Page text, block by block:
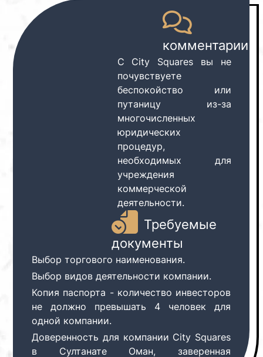
комментарии
С City Squares вы не
почувствуете
беспокойство или
путаницу из-за
многочисленных
юридических
процедур,
необходимых для
учреждения
коммерческой
деятельности.
Требуемые
документы
Выбор торгового наименования.
Выбор видов деятельности компании.
Копия паспорта - количество инвесторов
не должно превышать 4 человек для
одной компании.
Доверенность для компании City Squares
в Султанате Оман, заверенная